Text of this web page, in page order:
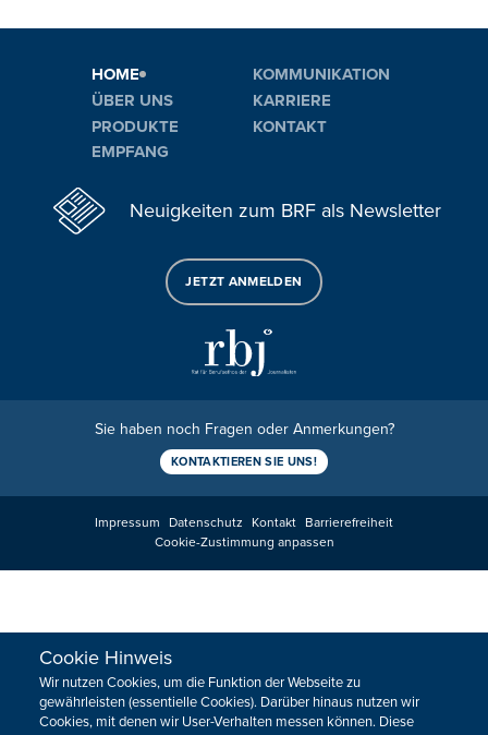
HOME
ÜBER UNS
PRODUKTE
EMPFANG
KOMMUNIKATION
KARRIERE
KONTAKT
Neuigkeiten zum BRF als Newsletter
JETZT ANMELDEN
Sie haben noch Fragen oder Anmerkungen?
KONTAKTIEREN SIE UNS!
Impressum Datenschutz Kontakt Barrierefreiheit
Cookie-Zustimmung anpassen
Cookie Hinweis
Wir nutzen Cookies, um die Funktion der Webseite zu
gewährleisten (essentielle Cookies). Darüber hinaus nutzen wir
Cookies, mit denen wir User-Verhalten messen können. Diese